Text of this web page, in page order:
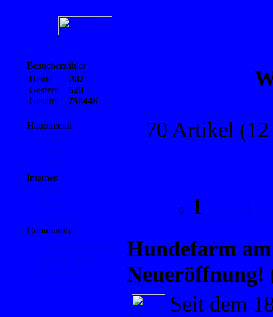
Besucherzähler
Heute 382
Gestern 520
Gesamt 758446
Hauptmenü
Internes
Community
70 Artikel
1
Hundefarm
Neueröffnung!
Seit dem